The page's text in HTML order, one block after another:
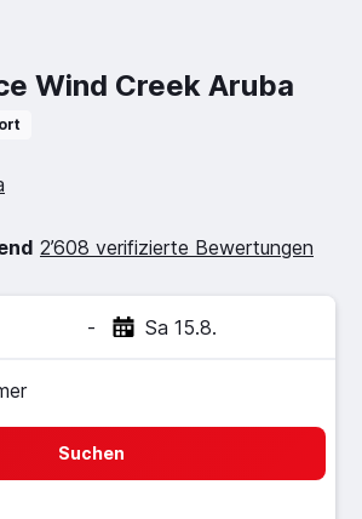
Wind Creek Aruba
2’608 verifizierte Bewertungen
- Sa 15.8.
Suchen